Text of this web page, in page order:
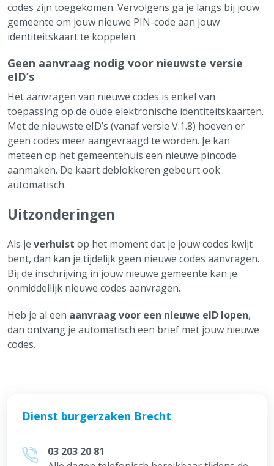
codes zijn toegekomen. Vervolgens ga je langs bij jouw
gemeente om jouw nieuwe PIN-code aan jouw
identiteitskaart te koppelen.
Geen aanvraag nodig voor nieuwste versie
eID’s
Het aanvragen van nieuwe codes is enkel van
toepassing op de oude elektronische identiteitskaarten.
Met de nieuwste eID’s (vanaf versie V.1.8) hoeven er
geen codes meer aangevraagd te worden. Je kan
meteen op het gemeentehuis een nieuwe pincode
aanmaken. De kaart deblokkeren gebeurt ook
automatisch.
Uitzonderingen
Als je verhuist op het moment dat je jouw codes kwijt
bent, dan kan je tijdelijk geen nieuwe codes aanvragen.
Bij de inschrijving in jouw nieuwe gemeente kan je
onmiddellijk nieuwe codes aanvragen.
Heb je al een aanvraag voor een nieuwe eID lopen,
dan ontvang je automatisch een brief met jouw nieuwe
codes.
Dienst burgerzaken Brecht
03 203 20 81